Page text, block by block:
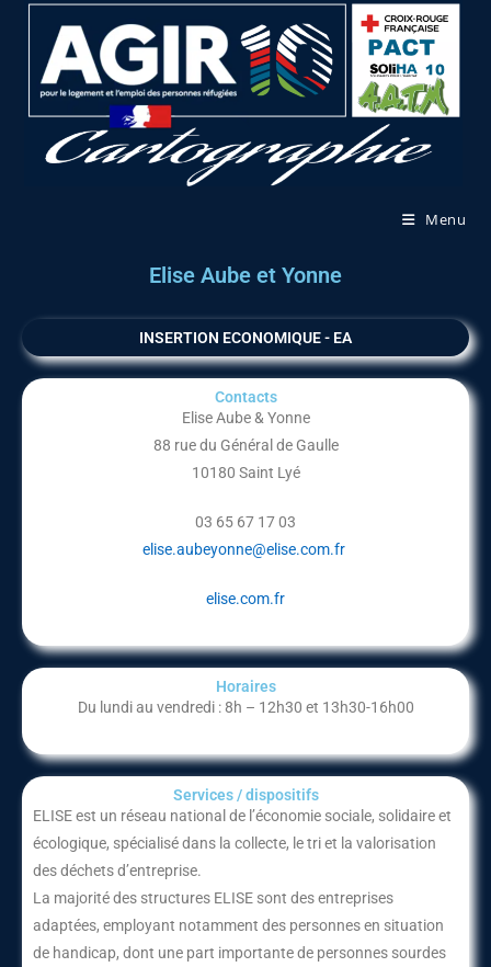
Menu
Elise Aube et Yonne
INSERTION ECONOMIQUE - EA
Contacts
Elise Aube & Yonne
88 rue du Général de Gaulle
10180 Saint Lyé
03 65 67 17 03
elise.aubeyonne@elise.com.fr
elise.com.fr
Horaires
Du lundi au vendredi : 8h – 12h30 et 13h30-16h00
Services / dispositifs​
ELISE est un réseau national de l’économie sociale, solidaire et
écologique, spécialisé dans la collecte, le tri et la valorisation
des déchets d’entreprise.
La majorité des structures ELISE sont des entreprises
adaptées, employant notamment des personnes en situation
de handicap, dont une part importante de personnes sourdes